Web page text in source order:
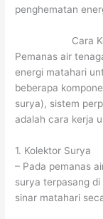
penghematan
Cara
Pemanas air
energi matahari
beberapa
surya), sistem
adalah cara kerja
1. Kolektor Surya
– Pada pemanas
surya terpasang
sinar matahari